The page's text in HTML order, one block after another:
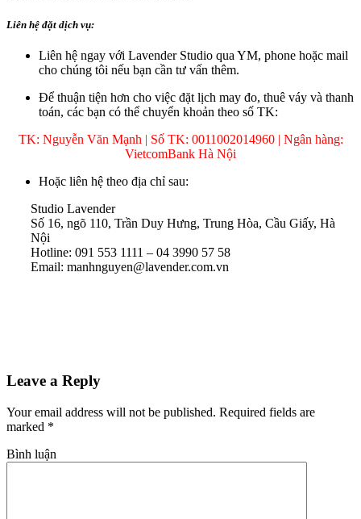
Liên hệ đặt dịch vụ:
Liên hệ ngay với Lavender Studio qua YM, phone hoặc mail
cho chúng tôi nếu bạn cần tư vấn thêm.
Để thuận tiện hơn cho việc đặt lịch may đo, thuê váy và thanh
toán, các bạn có thể chuyển khoản theo số TK:
TK: Nguyễn Văn Mạnh | Số TK: 0011002014960 | Ngân hàng:
VietcomBank Hà Nội
Hoặc liên hệ theo địa chỉ sau:
Studio Lavender
Số 16, ngõ 110, Trần Duy Hưng, Trung Hòa, Cầu Giấy, Hà
Nội
Hotline: 091 553 1111 – 04 3990 57 58
Email: manhnguyen@lavender.com.vn
Leave a Reply
Your email address will not be published. Required fields are
marked *
Bình luận